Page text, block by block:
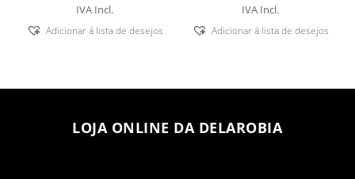
IVA Incl.
Adicionar á lista de desejos
IVA Incl.
Adicionar á lista de desejos
LOJA ONLINE DA DELAROBIA